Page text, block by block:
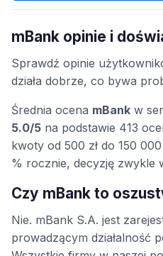
mBank opinie i
Sprawdź opinie
działa dobrze, co bywa
Średnia ocena mBank w
5.0/5 na podstawie 413
kwoty od 500 zł do 150
% rocznie, decyzję zwykle
Czy mBank to
Nie. mBank S.A. jest
prowadzącym działalność